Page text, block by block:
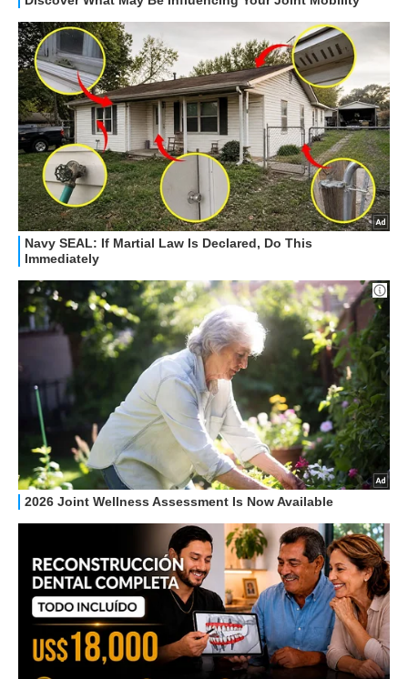
HOW TO